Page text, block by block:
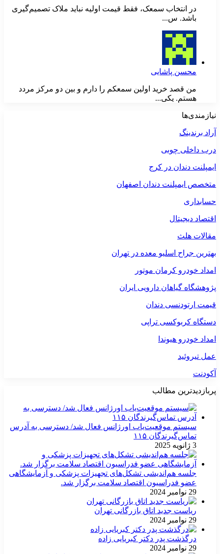
در انتخاب سمعک، فقط قیمت اولیه نباید ملاک تصمیم‌گیری
باشد. س...
محسن پاشایی
من قصد خرید اولین سمعکم را دارم و بین دو مرکز مردد
هستم. یکی...
نیازمندی‌ها
آراد برندینگ
درب داخلی چوبی
ایمپلنت دندان در کرج
متخصص ایمپلنت دندان اصفهان
حسابداری
اقتصاد دیجیتال
مقالات هلث
بهترین جراح اسلیو معده در تهران
امداد خودرو کرمان موتور
پژوهشگاه گیاهان دارویی ایران
قیمت ارتودنسی دندان
دستگاه کربوکسی تراپی
امداد خودرو هیوندا
عمل تیروئید
آکودنت
پربازدیدترین مطالب
سیستم موقعیت‌یاب اورژانس فعال شد/ دسترسی به آدرس
تماس‌گیرندگان ۱۱۵
3 ژانویه 2025
جلسه هم‌اندیشی تشکل‌های تجهیزات پزشکی و آزمایشگاهی
عضو فدراسیون اقتصاد سلامت برگزار شد.
29 نوامبر 2024
ریاست جدید اتاق بازرگانی تهران
29 نوامبر 2024
درگذشت پدر دکتر کبریایی زاده
29 نوامبر 2024